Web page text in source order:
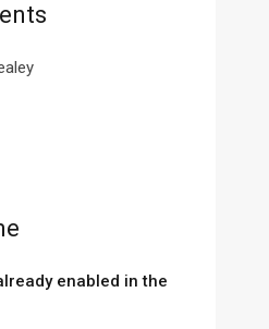
enabled in the